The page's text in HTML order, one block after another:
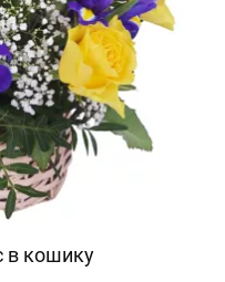
в кошику